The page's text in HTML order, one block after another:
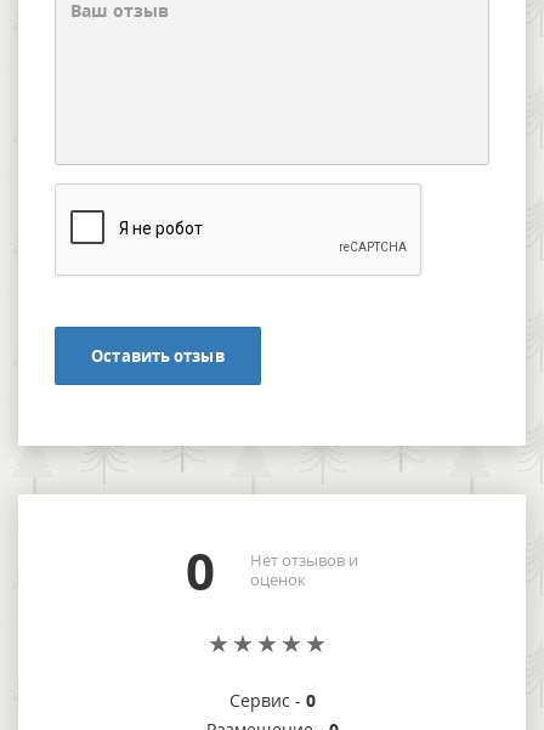
Оставить отзыв
0
Нет отзывов и
оценок
Сервис - 0